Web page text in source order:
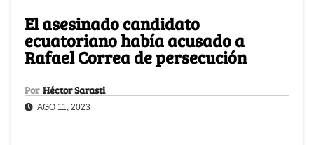
El asesinado candidato
ecuatoriano había acusado a
Rafael Correa de persecución
Por Héctor Sarasti
AGO 11, 2023